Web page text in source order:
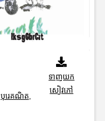
បុរេគណិត,
ទាញយក
សៀវភៅ